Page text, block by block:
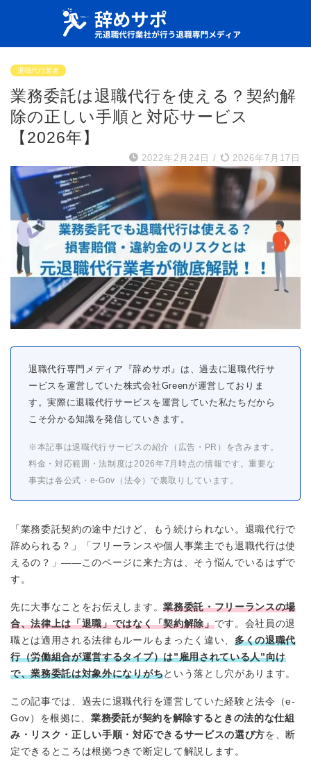
退職代行業者
業務委託は退職代行を使える？契約解
除の正しい手順と対応サービス
【2026年】
2022年2月24日 / 2026年7月17日
退職代行専門メディア『辞めサポ』は、過去に退職代行サ
ービスを運営していた株式会社Greenが運営しておりま
す。実際に退職代行サービスを運営していた私たちだから
こそ分かる知識を発信していきます。
※本記事は退職代行サービスの紹介（広告・PR）を含みます。
料金・対応範囲・法制度は2026年7月時点の情報です。重要な
事実は各公式・e-Gov（法令）で裏取りしています。
「業務委託契約の途中だけど、もう続けられない。退職代行で
辞められる？」「フリーランスや個人事業主でも退職代行は使
えるの？」——このページに来た方は、そう悩んでいるはずで
す。
先に大事なことをお伝えします。業務委託・フリーランスの場
合、法律上は「退職」ではなく「契約解除」です。会社員の退
職とは適用される法律もルールもまったく違い、 多くの退職代
行（労働組合が運営するタイプ）は”雇用されている人”向け
で、業務委託は対象外になりがちという落とし穴があります。
この記事では、過去に退職代行を運営していた経験と法令（e-
Gov）を根拠に、業務委託が契約を解除するときの法的な仕組
み・リスク・正しい手順・対応できるサービスの選び方を、断
定できるところは根拠つきで断定して解説します。